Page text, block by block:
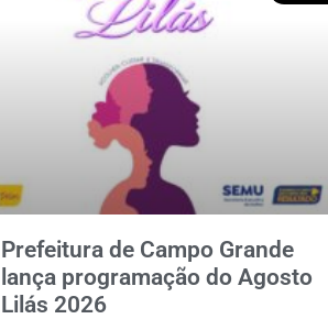
Prefeitura de Campo Grande
lança programação do Agosto
Lilás 2026